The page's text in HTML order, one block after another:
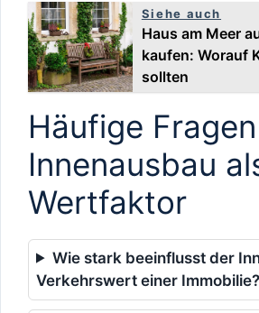
Siehe auch
Haus am Meer
kaufen: Worauf
sollten
Häufige
Innenausbau
Wertfaktor
Wie stark beeinflusst der
Verkehrswert einer Immobilie?